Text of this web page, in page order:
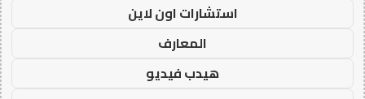
استشارات اون لاين
المعارف
هيدب فيديو